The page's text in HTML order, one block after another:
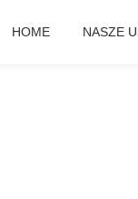
HOME NASZE